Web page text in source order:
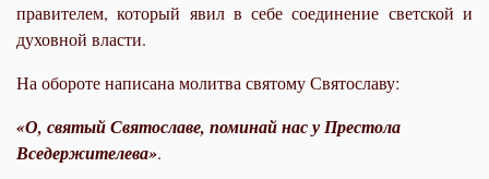
правителем, который явил в себе соединение светской и
духовной власти.
На обороте написана молитва святому Святославу:
«О, святый Святославе, поминай нас у Престола
Вседержителева».